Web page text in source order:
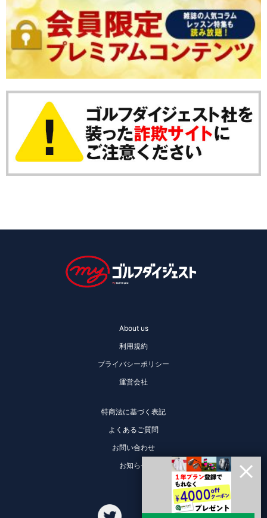
About us
利用規約
プライバシーポリシー
運営会社
特商法に基づく表記
よくあるご質問
お問い合わせ
お知らせ